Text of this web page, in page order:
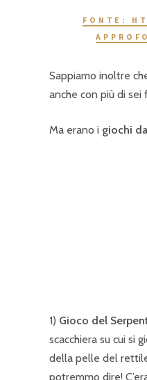
FONTE:
Sappiamo inoltre
anche con più di sei
Ma erano i giochi
1) Gioco del
scacchiera su cui si
della pelle del
potremmo dire!